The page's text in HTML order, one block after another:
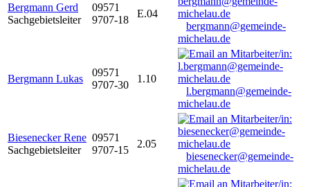
Bergmann Gerd
Sachgebietsleiter
09571
9707-18
E.04
bergmann@gemeinde-
michelau.de
Bergmann Lukas
09571
9707-30
1.10
l.bergmann@gemeinde-
michelau.de
Biesenecker Rene
Sachgebietsleiter
09571
9707-15
2.05
biesenecker@gemeinde-
michelau.de